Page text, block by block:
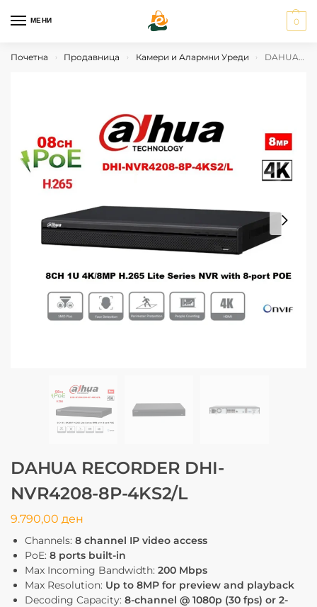
МЕНИ 0
Почетна › Продавница › Камери и Алармни Уреди › DAHUA RECORDER DHI-NVR4208-8P-4KS2/L
DAHUA RECORDER DHI-
NVR4208-8P-4KS2/L
9.790,00 ден
Channels: 8 channel IP video access
PoE: 8 ports built-in
Max Incoming Bandwidth: 200 Mbps
Max Resolution: Up to 8MP for preview and playback
Decoding Capacity: 8-channel @ 1080p (30 fps) or 2-